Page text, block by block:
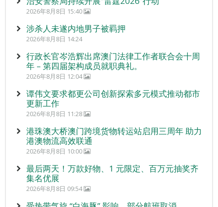
2026年8月8日 15:40
涉杀人未遂内地男子被羁押
2026年8月8日 14:24
行政长官岑浩辉出席澳门法律工作者联合会十周
年 – 第四届架构成员就职典礼。
2026年8月8日 12:04
谭伟文要求都更公司创新探索多元模式推动都市
更新工作
2026年8月8日 11:28
港珠澳大桥澳门跨境货物转运站启用三周年 助力
港澳物流高效联通
2026年8月8日 10:00
最后两天！万款好物、1 元限定、百万元抽奖齐
集名优展
2026年8月8日 09:54